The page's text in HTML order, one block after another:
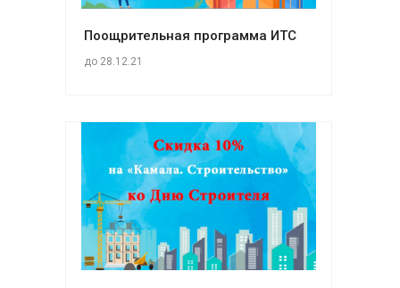
Поощрительная программа ИТС
до 28.12.21